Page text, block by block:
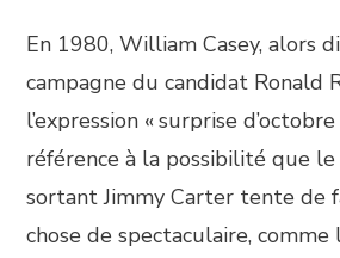
En 1980, William Casey, alors
campagne du candidat Ronald
l’expression « surprise
référence à la possibilité que
sortant Jimmy Carter tente de
chose de spectaculaire,